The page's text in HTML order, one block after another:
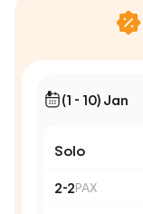
(1 - 10) Jan
Solo
2-2PAX